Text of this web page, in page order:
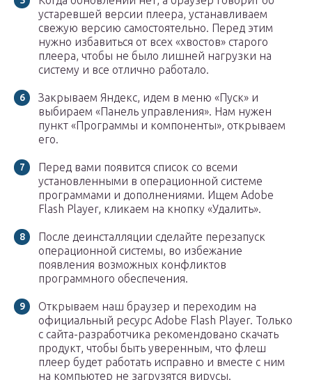
устаревшей версии плеера, устанавливаем
свежую версию самостоятельно. Перед этим
нужно избавиться от всех «хвостов» старого
плеера, чтобы не было лишней нагрузки на
систему и все отлично работало.
Закрываем Яндекс, идем в меню «Пуск» и
выбираем «Панель управления». Нам нужен
пункт «Программы и компоненты», открываем
его.
Перед вами появится список со всеми
установленными в операционной системе
программами и дополнениями. Ищем Adobe
Flash Player, кликаем на кнопку «Удалить».
После деинсталляции сделайте перезапуск
операционной системы, во избежание
появления возможных конфликтов
программного обеспечения.
Открываем наш браузер и переходим на
официальный ресурс Adobe Flash Player. Только
с сайта-разработчика рекомендовано скачать
продукт, чтобы быть уверенным, что флеш
плеер будет работать исправно и вместе с ним
на компьютер не загрузятся вирусы.